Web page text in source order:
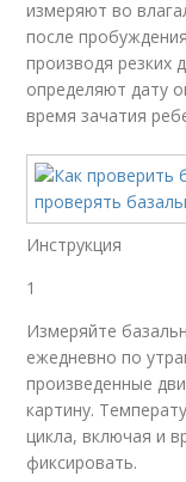
измеряют во
после
производя резких
определяют дату
время зачатия
Инструкция
1
Измеряйте
ежедневно по
произведенные
картину.
цикла, включая и
фиксировать.